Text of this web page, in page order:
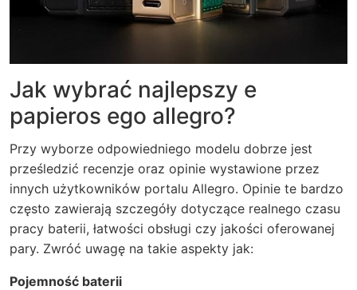
Jak wybrać najlepszy e
papieros ego allegro?
Przy wyborze odpowiedniego modelu dobrze jest
prześledzić recenzje oraz opinie wystawione przez
innych użytkowników portalu Allegro. Opinie te bardzo
często zawierają szczegóły dotyczące realnego czasu
pracy baterii, łatwości obsługi czy jakości oferowanej
pary. Zwróć uwagę na takie aspekty jak:
Pojemność baterii